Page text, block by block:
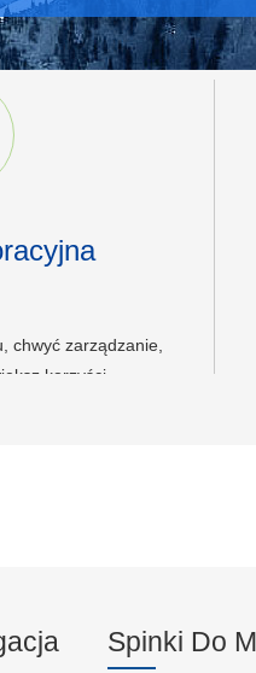
chwyć zarządzanie,
korzyści
Spinki Do